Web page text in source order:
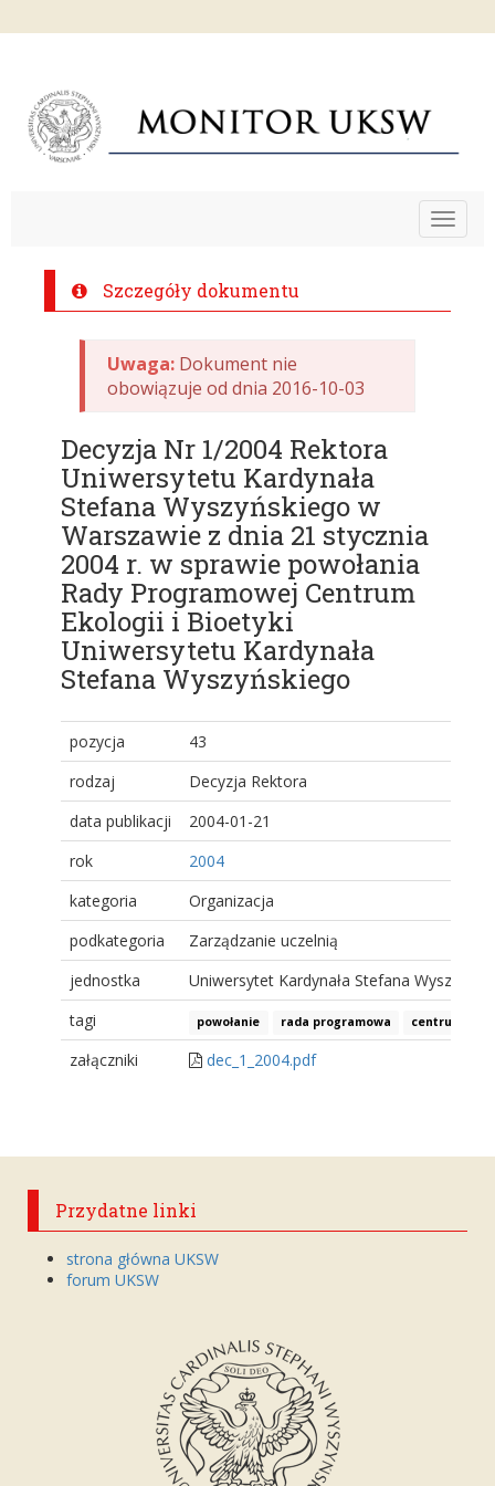
Toggle
Szczegóły dokumentu
Uwaga: Dokument nie
obowiązuje od dnia 2016-10-03
Decyzja Nr 1/2004 Rektora
Uniwersytetu Kardynała
Stefana Wyszyńskiego w
Warszawie z dnia 21 stycznia
2004 r. w sprawie powołania
Rady Programowej Centrum
Ekologii i Bioetyki
Uniwersytetu Kardynała
Stefana Wyszyńskiego
pozycja
43
rodzaj
Decyzja Rektora
data publikacji
2004-01-21
rok
2004
kategoria
Organizacja
podkategoria
Zarządzanie uczelnią
jednostka
Uniwersytet Kardynała Stefana
tagi
powołanie rada programowa centrum
załączniki dec_1_2004.pdf
Przydatne linki
strona główna UKSW
forum UKSW